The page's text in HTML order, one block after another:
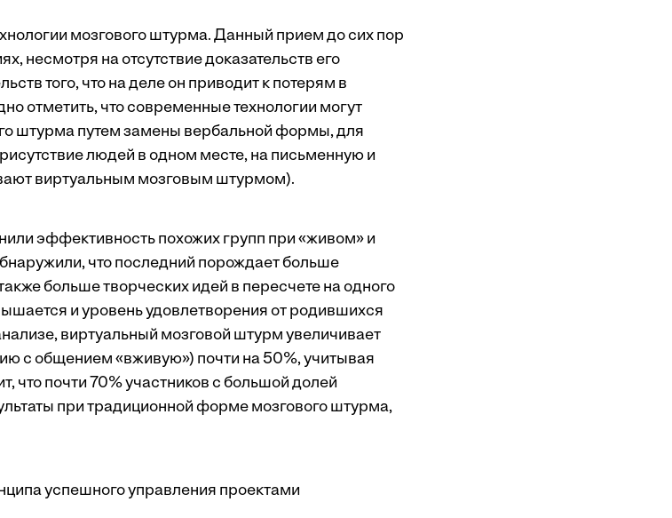
мозгового штурма. Данный прием до сих пор
несмотря на отсутствие доказательств его
того, что на деле он приводит к потерям в
отметить, что современные технологии могут
штурма путем замены вербальной формы, для
людей в одном месте, на письменную и
виртуальным мозговым штурмом).
эффективность похожих групп при «живом» и
что последний порождает больше
больше творческих идей в пересчете на одного
и уровень удовлетворения от родившихся
виртуальный мозговой штурм увеличивает
с общением «вживую») почти на 50%, учитывая
что почти 70% участников с большой долей
при традиционной форме мозгового штурма,
успешного управления проектами